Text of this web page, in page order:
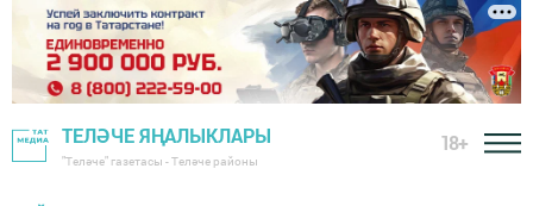
ТЕЛӘЧЕ ЯҢАЛЫКЛАРЫ
"Теләче" газетасы - Теләче районы
18+